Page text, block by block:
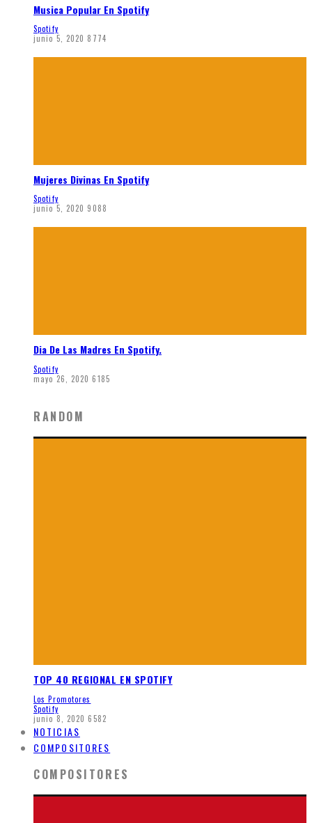
Musica Popular En Spotify
Spotify
junio 5, 2020 8774
Mujeres Divinas En Spotify
Spotify
junio 5, 2020 9088
Dia De Las Madres En Spotify.
Spotify
mayo 26, 2020 6185
RANDOM
TOP 40 REGIONAL EN SPOTIFY
Los Promotores
Spotify
junio 8, 2020 6582
NOTICIAS
COMPOSITORES
COMPOSITORES